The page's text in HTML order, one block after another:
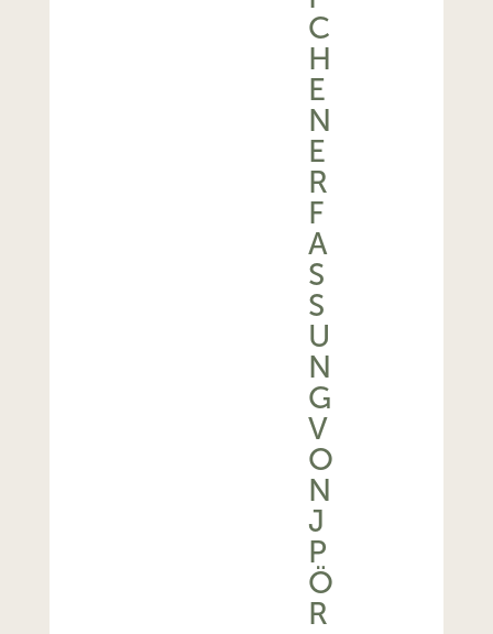
C
H
E
N
E
R
F
A
S
S
U
N
G
V
O
N
J
P
Ö
R